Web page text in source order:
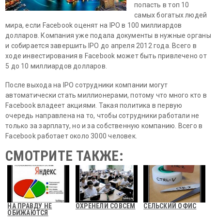
попасть в топ 10
самых богатых людей
мира, если Facebook оценят на IPO в 100 миллиардов
долларов. Компания уже подала документы в нужные органы
и собирается завершить IPO до апреля 2012 года. Всего в
ходе инвестирования в Facebook может быть привлечено от
5 до 10 миллиардов долларов.
После выхода на IPO сотрудники компании могут
автоматически стать миллионерами, потому что много кто в
Facebook владеет акциями. Такая политика в первую
очередь направлена на то, чтобы сотрудники работали не
только за зарплату, но и за собственную компанию. Всего в
Facebook работает около 3000 человек.
СМОТРИТЕ ТАКЖЕ:
НА ПРАВДУ НЕ
ОБИЖАЮТСЯ
ОХРЕНЕЛИ СОВСЕМ СЕЛЬСКИЙ ОФИС